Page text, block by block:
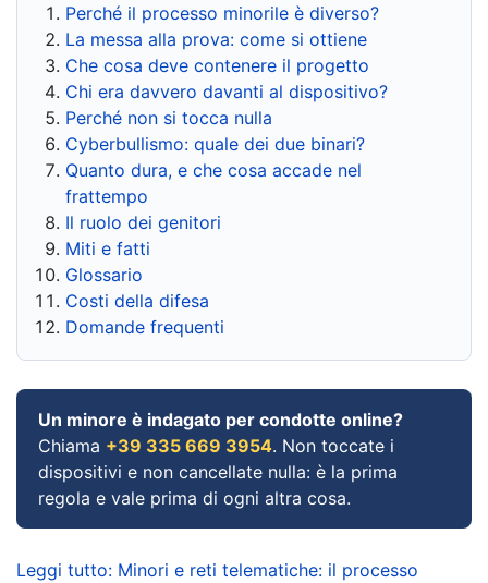
Perché il processo minorile è diverso?
La messa alla prova: come si ottiene
Che cosa deve contenere il progetto
Chi era davvero davanti al dispositivo?
Perché non si tocca nulla
Cyberbullismo: quale dei due binari?
Quanto dura, e che cosa accade nel
frattempo
Il ruolo dei genitori
Miti e fatti
Glossario
Costi della difesa
Domande frequenti
Un minore è indagato per condotte online?
Chiama +39 335 669 3954. Non toccate i
dispositivi e non cancellate nulla: è la prima
regola e vale prima di ogni altra cosa.
Leggi tutto: Minori e reti telematiche: il processo